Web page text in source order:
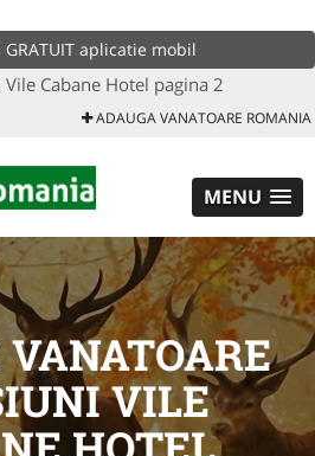
aplicatie mobil
Cabane Hotel pagina 2
ADAUGA VANATOARE ROMANIA
MENU
VILE